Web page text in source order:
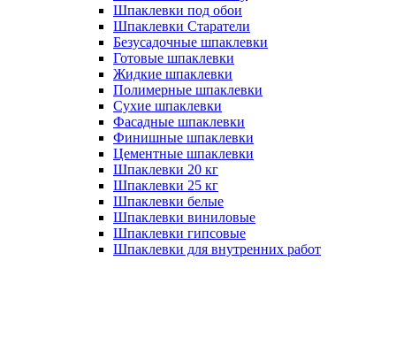
Шпаклевки под обои
Шпаклевки Старатели
Безусадочные шпаклевки
Готовые шпаклевки
Жидкие шпаклевки
Полимерные шпаклевки
Сухие шпаклевки
Фасадные шпаклевки
Финишные шпаклевки
Цементные шпаклевки
Шпаклевки 20 кг
Шпаклевки 25 кг
Шпаклевки белые
Шпаклевки виниловые
Шпаклевки гипсовые
Шпаклевки для внутренних работ